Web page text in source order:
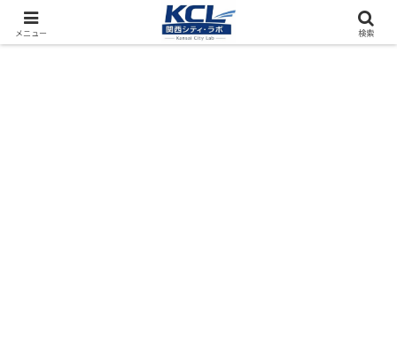
都市再開発をフィールド調査（累計アクセス数4000万PV）
メニュー 検索